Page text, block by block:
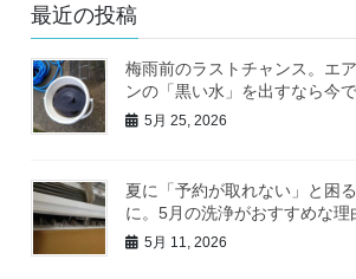
最近の投稿
梅雨前のラストチャンス。エ
ンの「黒い水」を出すなら今
5月 25, 2026
夏に「予約が取れない」と困
に。5月の洗浄がおすすめな理
5月 11, 2026